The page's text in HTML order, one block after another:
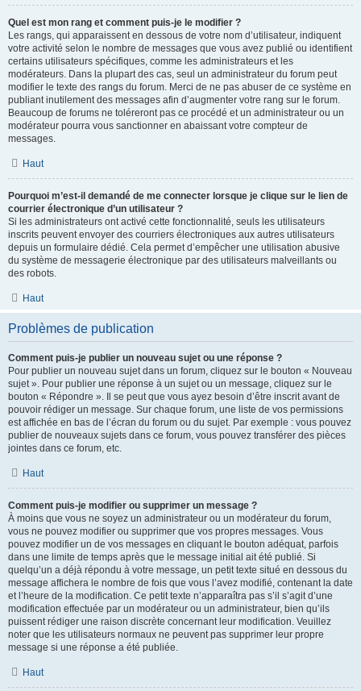
Quel est mon rang et comment puis-je le modifier ?
Les rangs, qui apparaissent en dessous de votre nom d’utilisateur, indiquent
votre activité selon le nombre de messages que vous avez publié ou identifient
certains utilisateurs spécifiques, comme les administrateurs et les
modérateurs. Dans la plupart des cas, seul un administrateur du forum peut
modifier le texte des rangs du forum. Merci de ne pas abuser de ce système en
publiant inutilement des messages afin d’augmenter votre rang sur le forum.
Beaucoup de forums ne toléreront pas ce procédé et un administrateur ou un
modérateur pourra vous sanctionner en abaissant votre compteur de
messages.
Haut
Pourquoi m’est-il demandé de me connecter lorsque je clique sur le lien de
courrier électronique d’un utilisateur ?
Si les administrateurs ont activé cette fonctionnalité, seuls les utilisateurs
inscrits peuvent envoyer des courriers électroniques aux autres utilisateurs
depuis un formulaire dédié. Cela permet d’empêcher une utilisation abusive
du système de messagerie électronique par des utilisateurs malveillants ou
des robots.
Haut
Problèmes de publication
Comment puis-je publier un nouveau sujet ou une réponse ?
Pour publier un nouveau sujet dans un forum, cliquez sur le bouton « Nouveau
sujet ». Pour publier une réponse à un sujet ou un message, cliquez sur le
bouton « Répondre ». Il se peut que vous ayez besoin d’être inscrit avant de
pouvoir rédiger un message. Sur chaque forum, une liste de vos permissions
est affichée en bas de l’écran du forum ou du sujet. Par exemple : vous pouvez
publier de nouveaux sujets dans ce forum, vous pouvez transférer des pièces
jointes dans ce forum, etc.
Haut
Comment puis-je modifier ou supprimer un message ?
À moins que vous ne soyez un administrateur ou un modérateur du forum,
vous ne pouvez modifier ou supprimer que vos propres messages. Vous
pouvez modifier un de vos messages en cliquant le bouton adéquat, parfois
dans une limite de temps après que le message initial ait été publié. Si
quelqu’un a déjà répondu à votre message, un petit texte situé en dessous du
message affichera le nombre de fois que vous l’avez modifié, contenant la date
et l’heure de la modification. Ce petit texte n’apparaîtra pas s’il s’agit d’une
modification effectuée par un modérateur ou un administrateur, bien qu’ils
puissent rédiger une raison discrète concernant leur modification. Veuillez
noter que les utilisateurs normaux ne peuvent pas supprimer leur propre
message si une réponse a été publiée.
Haut